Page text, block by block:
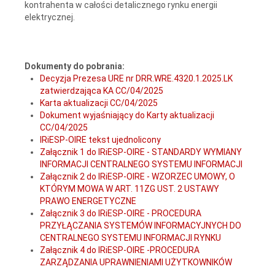
kontrahenta w całości detalicznego rynku energii
elektrycznej.
Dokumenty do pobrania:
Decyzja Prezesa URE nr DRR.WRE.4320.1.2025.LK
zatwierdzająca KA CC/04/2025
Karta aktualizacji CC/04/2025
Dokument wyjaśniający do Karty aktualizacji
CC/04/2025
IRiESP-OIRE tekst ujednolicony
Załącznik 1 do IRiESP-OIRE - STANDARDY WYMIANY
INFORMACJI CENTRALNEGO SYSTEMU INFORMACJI
Załącznik 2 do IRiESP-OIRE - WZORZEC UMOWY, O
KTÓRYM MOWA W ART. 11ZG UST. 2 USTAWY
PRAWO ENERGETYCZNE
Załącznik 3 do IRiESP-OIRE - PROCEDURA
PRZYŁĄCZANIA SYSTEMÓW INFORMACYJNYCH DO
CENTRALNEGO SYSTEMU INFORMACJI RYNKU
Załącznik 4 do IRiESP-OIRE -PROCEDURA
ZARZĄDZANIA UPRAWNIENIAMI UŻYTKOWNIKÓW